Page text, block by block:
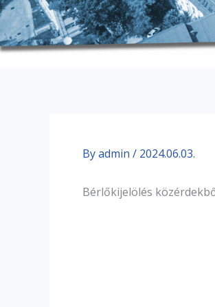
Byadmin / 2024.06.03.
Bérlőkijelölés